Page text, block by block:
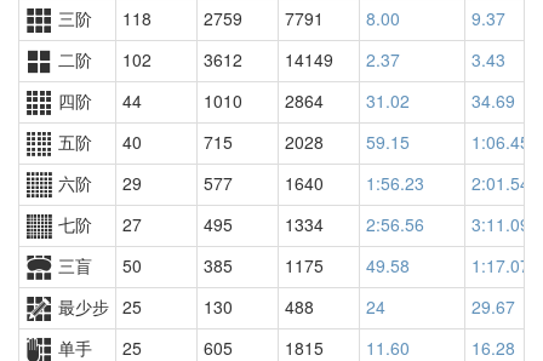
三阶
118 2759 7791 8.00
9.37
二阶
102 3612 14149 2.37
3.43
四阶
44 1010 2864 31.02
34.69
五阶
40 715 2028 59.15
1:06.45
六阶
29 577 1640 1:56.23
2:01.54
七阶
27 495 1334 2:56.56
3:11.09
三盲
50 385 1175 49.58
1:17.07
最少步 25 130 488 24
29.67
单手
25 605 1815 11.60
16.28